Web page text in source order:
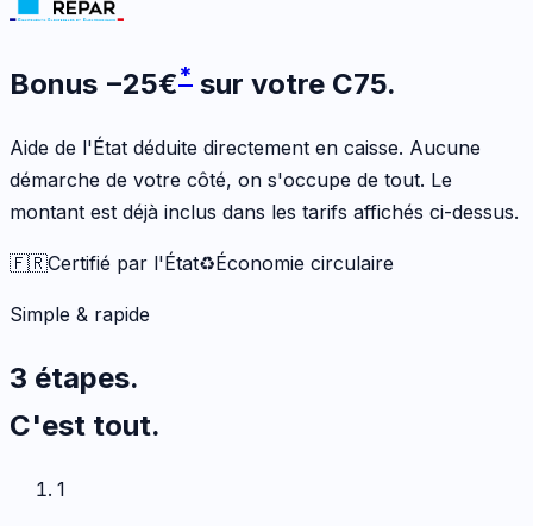
Bonus −25€* sur votre C75.
Aide de l'État déduite directement en caisse. Aucune
démarche de votre côté, on s'occupe de tout. Le
montant est déjà inclus dans les tarifs affichés ci-dessus.
🇫🇷Certifié par l'État♻️Économie circulaire
Simple & rapide
3 étapes.
C'est tout.
1